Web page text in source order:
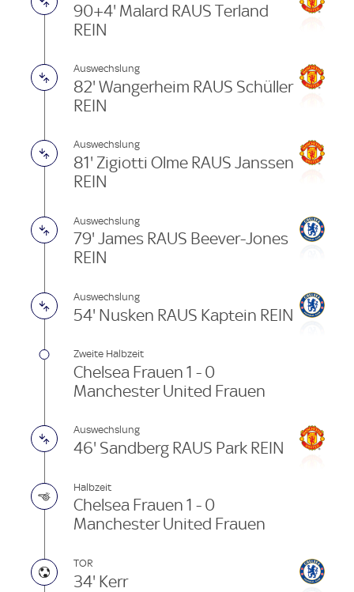
90+4' Malard RAUS Terland
REIN
Auswechslung
82' Wangerheim RAUS Schüller
REIN
Auswechslung
81' Zigiotti Olme RAUS Janssen
REIN
Auswechslung
79' James RAUS Beever-Jones
REIN
Auswechslung
54' Nusken RAUS Kaptein REIN
Zweite Halbzeit
Chelsea Frauen 1 - 0
Manchester United Frauen
Auswechslung
46' Sandberg RAUS Park REIN
Halbzeit
Chelsea Frauen 1 - 0
Manchester United Frauen
TOR
34' Kerr